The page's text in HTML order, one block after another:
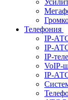
Телефония
IP-
IP-
IP-
VoIP-
IP-